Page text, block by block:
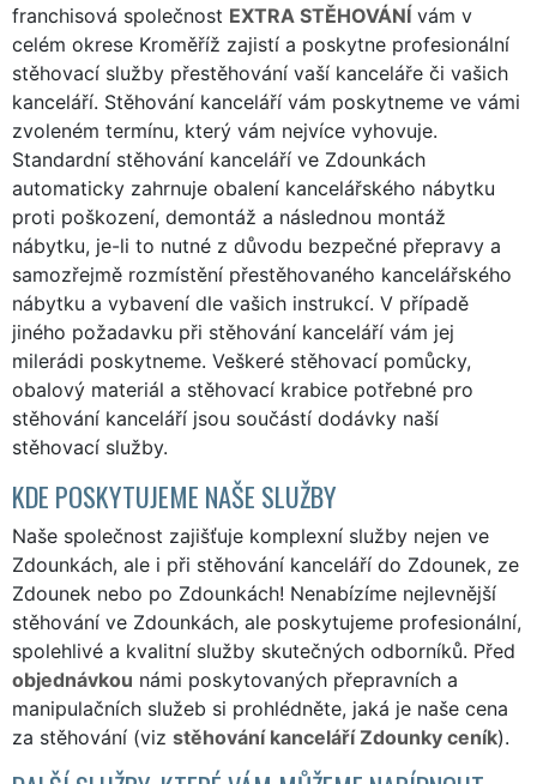
franchisová společnost EXTRA STĚHOVÁNÍ vám v
celém okrese Kroměříž zajistí a poskytne profesionální
stěhovací služby přestěhování vaší kanceláře či vašich
kanceláří. Stěhování kanceláří vám poskytneme ve vámi
zvoleném termínu, který vám nejvíce vyhovuje.
Standardní stěhování kanceláří ve Zdounkách
automaticky zahrnuje obalení kancelářského nábytku
proti poškození, demontáž a následnou montáž
nábytku, je-li to nutné z důvodu bezpečné přepravy a
samozřejmě rozmístění přestěhovaného kancelářského
nábytku a vybavení dle vašich instrukcí. V případě
jiného požadavku při stěhování kanceláří vám jej
milerádi poskytneme. Veškeré stěhovací pomůcky,
obalový materiál a stěhovací krabice potřebné pro
stěhování kanceláří jsou součástí dodávky naší
stěhovací služby.
KDE POSKYTUJEME NAŠE SLUŽBY
Naše společnost zajišťuje komplexní služby nejen ve
Zdounkách, ale i při stěhování kanceláří do Zdounek, ze
Zdounek nebo po Zdounkách! Nenabízíme nejlevnější
stěhování ve Zdounkách, ale poskytujeme profesionální,
spolehlivé a kvalitní služby skutečných odborníků. Před
objednávkou námi poskytovaných přepravních a
manipulačních služeb si prohlédněte, jaká je naše cena
za stěhování (viz stěhování kanceláří Zdounky ceník).